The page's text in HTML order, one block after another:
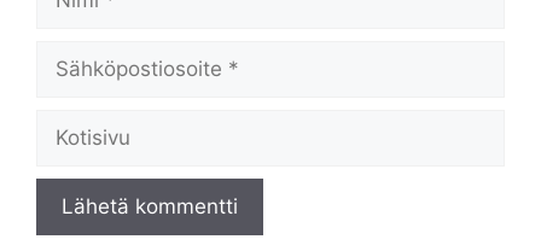
Sähköpostiosoite
Kotisivu